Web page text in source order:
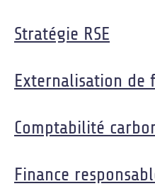
Stratégie RSE
Externalisation de
Comptabilité
Finance